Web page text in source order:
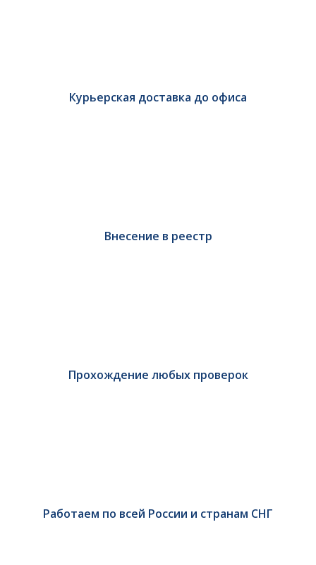
Курьерская доставка до офиса
Внесение в реестр
Прохождение любых проверок
Работаем по всей России и странам СНГ